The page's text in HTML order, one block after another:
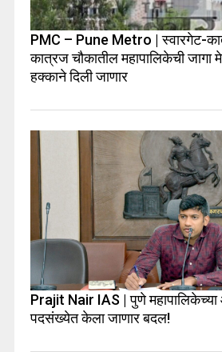
PMC – Pune Metro | स्वारगेट-
कात्रज चौकातील महापालिकेची जागा
हक्काने दिली जाणार
Prajit Nair IAS | पुणे महापालिकेच्या
पदसंख्येत केला जाणार बदल!